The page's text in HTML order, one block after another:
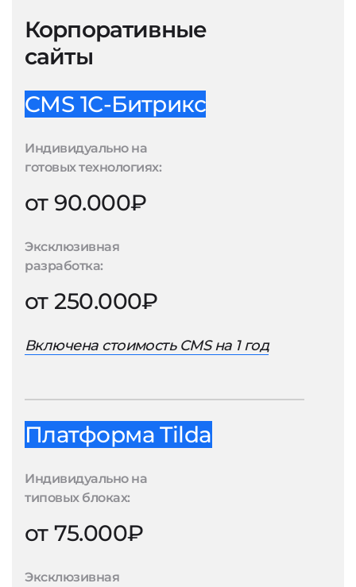
Корпоративные
сайты
CMS 1С-Битрикс
Индивидуально на
готовых технологиях:
от 90.000₽
Эксклюзивная
разработка:
от 250.000₽
Включена стоимость CMS на 1 год
Платформа Tilda
Индивидуально на
типовых блоках:
от 75.000₽
Эксклюзивная